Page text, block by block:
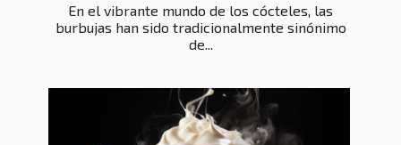
En el vibrante mundo de los cócteles, las
burbujas han sido tradicionalmente sinónimo
de...